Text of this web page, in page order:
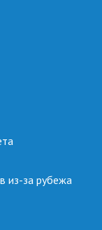
из-за рубежа